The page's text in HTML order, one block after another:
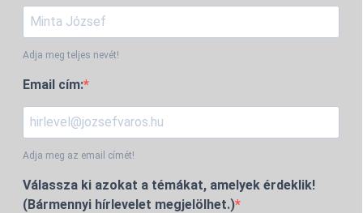
Adja meg teljes nevét!
Email cím:
Adja meg az email címét!
Válassza ki azokat a témákat, amelyek érdeklik!
(Bármennyi hírlevelet megjelölhet.)